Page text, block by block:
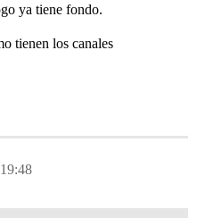
ya tiene fondo.
tienen los canales